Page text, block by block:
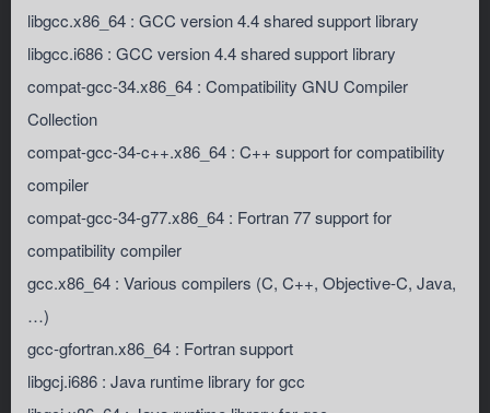
libgcc.x86_64 : GCC version 4.4 shared support library
libgcc.i686 : GCC version 4.4 shared support library
compat-gcc-34.x86_64 : Compatibility GNU Compiler
Collection
compat-gcc-34-c++.x86_64 : C++ support for compatibility
compiler
compat-gcc-34-g77.x86_64 : Fortran 77 support for
compatibility compiler
gcc.x86_64 : Various compilers (C, C++, Objective-C, Java,
…)
gcc-gfortran.x86_64 : Fortran support
libgcj.i686 : Java runtime library for gcc